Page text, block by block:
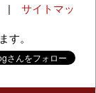
| サイトマッ
。